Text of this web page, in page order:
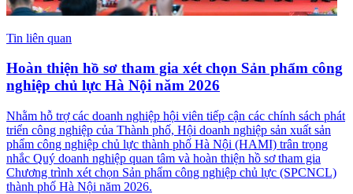
Tin liên quan
Hoàn thiện hồ sơ tham gia xét chọn Sản phẩm công
nghiệp chủ lực Hà Nội năm 2026
Nhằm hỗ trợ các doanh nghiệp hội viên tiếp cận các chính sách phát
triển công nghiệp của Thành phố, Hội doanh nghiệp sản xuất sản
phẩm công nghiệp chủ lực thành phố Hà Nội (HAMI) trân trọng
nhắc Quý doanh nghiệp quan tâm và hoàn thiện hồ sơ tham gia
Chương trình xét chọn Sản phẩm công nghiệp chủ lực (SPCNCL)
thành phố Hà Nội năm 2026.